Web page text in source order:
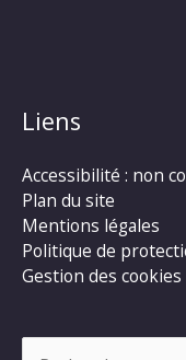
Liens
Accessibilité : non
Plan du site
Mentions légales
Politique de
Gestion des cookies